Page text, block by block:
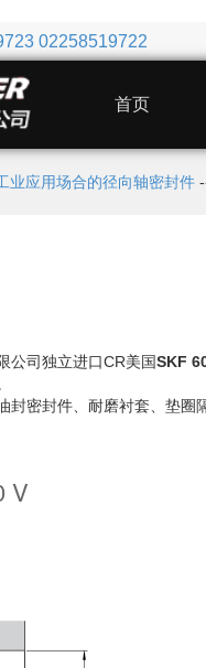
02258519722
首页
业应用场合的径向轴密封件
公司独立进口CR美国SKF
封密封件、耐磨衬套、垫
V